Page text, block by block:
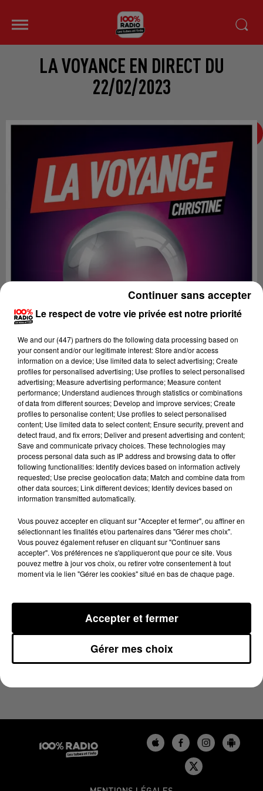
LA VOYANCE EN DIRECT DU
22/02/2023
Lecture (2 min 5 sec)
100%
22 février 2023 - 2 min 5 sec
LA VOYANCE EN DIRECT DU 22/02/2023
Le respect de votre vie privée est notre priorité
We and our (447) partnersdo the following data processing based on
your consent and/or our legitimate interest: Store and/or access
information on a device; Use limited data to select advertising; Create
profiles for personalised advertising; Use profiles to select personalised
advertising; Measure advertising performance; Measure content
performance; Understand audiences through statistics or combinations
of data from different sources; Develop and improve services; Create
profiles to personalise content; Use profiles to select personalised
content; Use limited data to select content; Ensure security, prevent and
detect fraud, and fix errors; Deliver and present advertising and content;
Save and communicate privacy choices. These technologies may
process personal data such as IP address and browsing data to offer
following functionalities: Identify devices based on information actively
requested; Use precise geolocation data; Match and combine data from
other data sources; Link different devices; Identify devices based on
information transmitted automatically.
Vous pouvez accepter en cliquant sur "Accepter et fermer", ou affiner en
sélectionnant les finalités et/ou partenaires dans "Gérer mes choix".
Vous pouvez également refuser en cliquant sur "Continuer sans
accepter". Vos préférences ne s'appliqueront que pour ce site. Vous
pouvez mettre à jour vos choix, ou retirer votre consentement à tout
moment via le lien "Gérer les cookies" situé en bas de chaque page.
Gérer mes choix
Accepter et fermer
Continuer sans accepter